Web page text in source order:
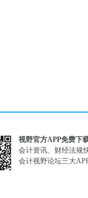
视野官方APP免费下
会计资讯、财经法规
会计视野论坛三大